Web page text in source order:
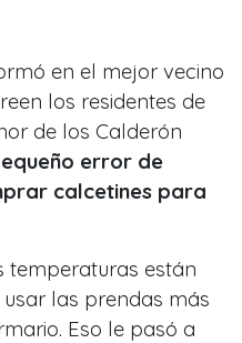
en el mejor vecino
los residentes de
de los Calderón
error de
calcetines para
temperaturas están
las prendas más
Eso le pasó a